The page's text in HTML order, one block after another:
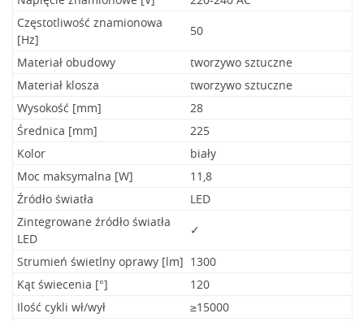
Częstotliwość znamionowa
[Hz]
50
Materiał obudowy
tworzywo sztuczne
Materiał klosza
tworzywo sztuczne
Wysokość [mm]
28
Średnica [mm]
225
Kolor
biały
Moc maksymalna [W]
11,8
Źródło światła
LED
Zintegrowane źródło światła
LED
✓
Strumień świetlny oprawy [lm] 1300
Kąt świecenia [°]
120
Ilość cykli wł/wył
≥15000